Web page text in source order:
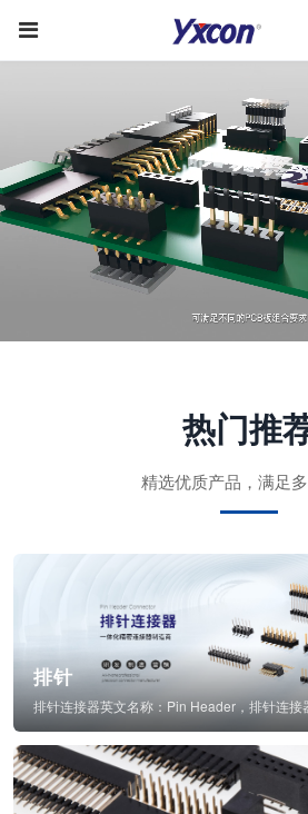
热门推
精选优质产品，满足
排针